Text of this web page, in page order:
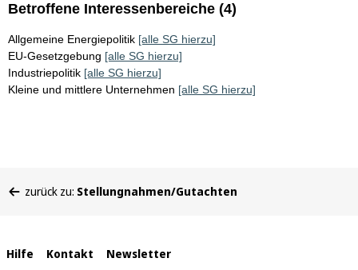
Betroffene Interessenbereiche (4)
Allgemeine Energiepolitik [alle SG hierzu]
EU-Gesetzgebung [alle SG hierzu]
Industriepolitik [alle SG hierzu]
Kleine und mittlere Unternehmen [alle SG hierzu]
befinden
zurück zu: Stellungnahmen/Gutachten
Interne
Hilfe Kontakt Newsletter